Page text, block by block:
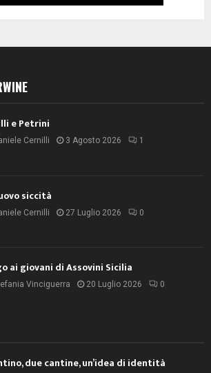
e Petrini
Cernilli 3 Agosto 2026 1
siccità
Cernilli 27 Luglio 2026 0
ai giovani di Assovini Sicilia
Vinciguerra 20 Luglio 2026 0
due cantine, un’idea di identità